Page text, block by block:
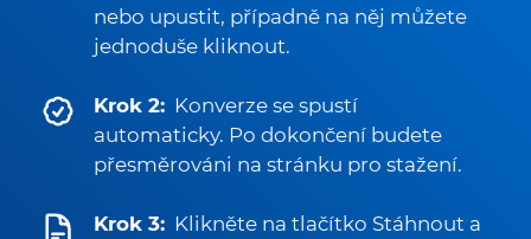
nebo upustit, případně na něj můžete
jednoduše kliknout.
Krok 2: Konverze se spustí
automaticky. Po dokončení budete
přesměrováni na stránku pro stažení.
Krok 3: Klikněte na tlačítko Stáhnout a